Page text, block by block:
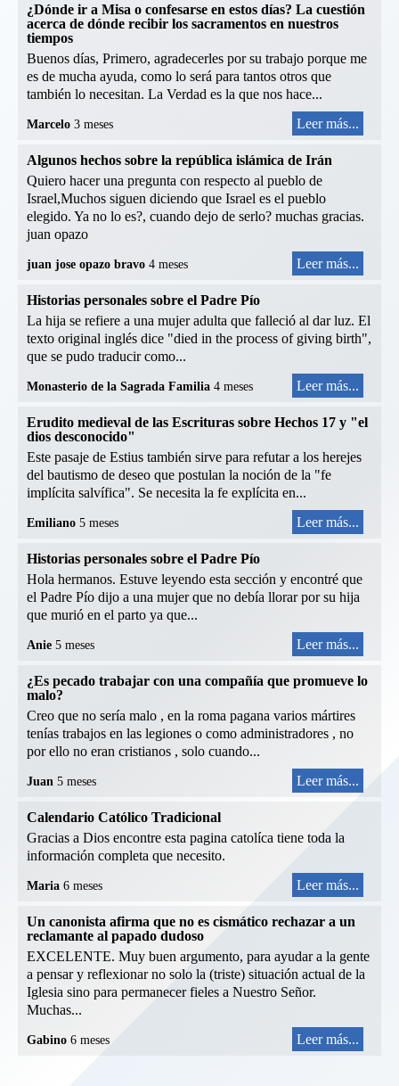
¿Dónde ir a Misa o confesarse en estos días? La cuestión
acerca de dónde recibir los sacramentos en nuestros
tiempos
Buenos días, Primero, agradecerles por su trabajo porque me
es de mucha ayuda, como lo será para tantos otros que
también lo necesitan. La Verdad es la que nos hace...
Marcelo 3 meses Leer más...
Algunos hechos sobre la república islámica de Irán
Quiero hacer una pregunta con respecto al pueblo de
Israel,Muchos siguen diciendo que Israel es el pueblo
elegido. Ya no lo es?, cuando dejo de serlo? muchas gracias.
juan opazo
juan jose opazo bravo 4 meses Leer más...
Historias personales sobre el Padre Pío
La hija se refiere a una mujer adulta que falleció al dar luz. El
texto original inglés dice "died in the process of giving birth",
que se pudo traducir como...
Monasterio de la Sagrada Familia 4 meses Leer más...
Erudito medieval de las Escrituras sobre Hechos 17 y "el
dios desconocido"
Este pasaje de Estius también sirve para refutar a los herejes
del bautismo de deseo que postulan la noción de la "fe
implícita salvífica". Se necesita la fe explícita en...
Emiliano 5 meses Leer más...
Historias personales sobre el Padre Pío
Hola hermanos. Estuve leyendo esta sección y encontré que
el Padre Pío dijo a una mujer que no debía llorar por su hija
que murió en el parto ya que...
Anie 5 meses Leer más...
¿Es pecado trabajar con una compañía que promueve lo
malo?
Creo que no sería malo , en la roma pagana varios mártires
tenías trabajos en las legiones o como administradores , no
por ello no eran cristianos , solo cuando...
Juan 5 meses Leer más...
Calendario Católico Tradicional
Gracias a Dios encontre esta pagina catolíca tiene toda la
información completa que necesito.
Maria 6 meses Leer más...
Un canonista afirma que no es cismático rechazar a un
reclamante al papado dudoso
EXCELENTE. Muy buen argumento, para ayudar a la gente
a pensar y reflexionar no solo la (triste) situación actual de la
Iglesia sino para permanecer fieles a Nuestro Señor.
Muchas...
Gabino 6 meses Leer más...